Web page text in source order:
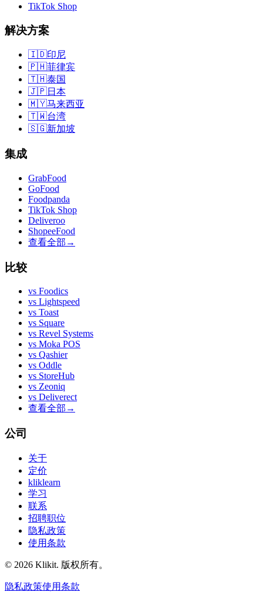
TikTok Shop
解决方案
🇮🇩印尼
🇵🇭菲律宾
🇹🇭泰国
🇯🇵日本
🇲🇾马来西亚
🇹🇼台湾
🇸🇬新加坡
集成
GrabFood
GoFood
Foodpanda
TikTok Shop
Deliveroo
ShopeeFood
查看全部 →
比较
vs Foodics
vs Lightspeed
vs Toast
vs Square
vs Revel Systems
vs Moka POS
vs Qashier
vs Oddle
vs StoreHub
vs Zeoniq
vs Deliverect
查看全部 →
公司
关于
定价
kliklearn
学习
联系
招聘职位
隐私政策
使用条款
© 2026 Klikit. 版权所有。
隐私政策使用条款